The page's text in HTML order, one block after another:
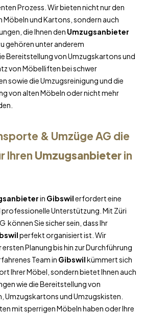
Prozess. Wir bieten nicht nur den
und Kartons, sondern auch
die Ihnen den Umzugsanbieter
gehören unter anderem
Bereitstellung von Umzugskartons und
von Möbelliften bei schwer
sowie die Umzugsreinigung und die
von alten Möbeln oder nicht mehr
& Umzüge AG die
Ihren Umzugsanbieterin
in Gibswilerfordert eine
Unterstützung. Mit Züri
können Sie sicher sein, dass Ihr
perfekt organisiert ist. Wir
Planung bis hin zur Durchführung
Team in Gibswilkümmert sich
Ihrer Möbel, sondern bietet Ihnen auch
wie die Bereitstellung von
Umzugskartons und Umzugskisten.
mit sperrigen Möbeln haben oder Ihre